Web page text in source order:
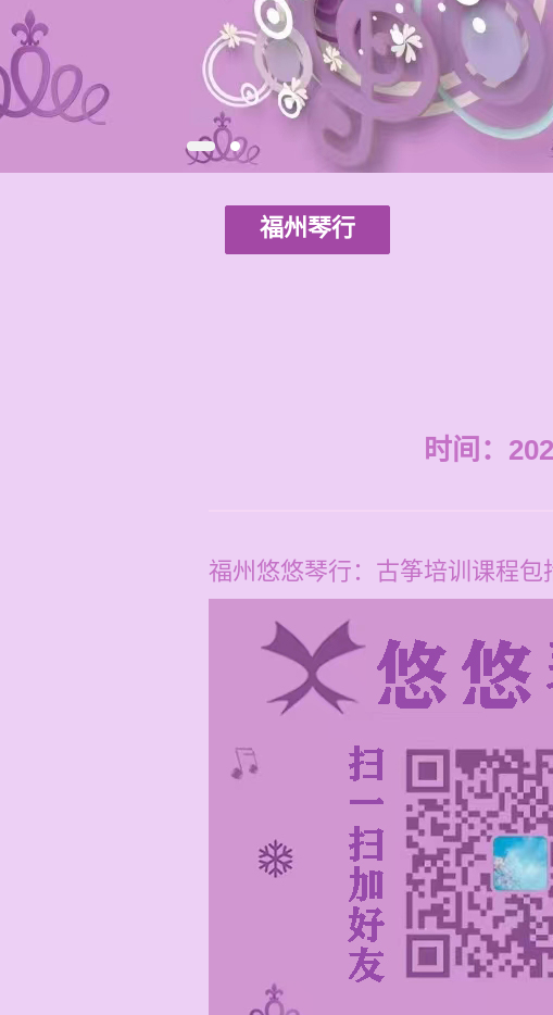
福州琴行
时间：
福州悠悠琴行：古筝培训课程包